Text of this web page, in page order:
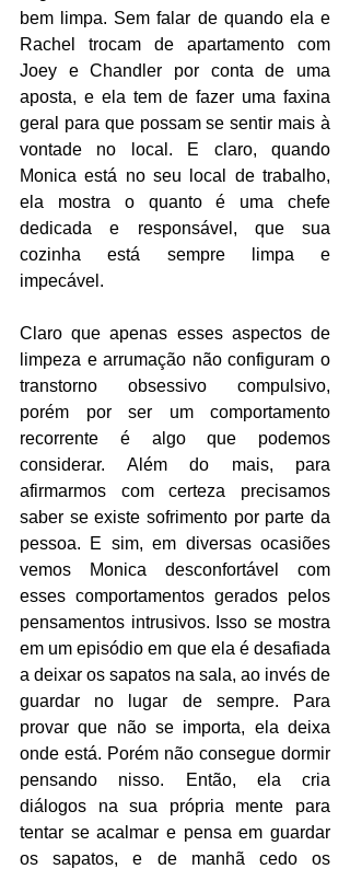
bem limpa. Sem falar de quando ela e
Rachel trocam de apartamento com
Joey e Chandler por conta de uma
aposta, e ela tem de fazer uma faxina
geral para que possam se sentir mais à
vontade no local. E claro, quando
Monica está no seu local de trabalho,
ela mostra o quanto é uma chefe
dedicada e responsável, que sua
cozinha está sempre limpa e
impecável.
Claro que apenas esses aspectos de
limpeza e arrumação não configuram o
transtorno obsessivo compulsivo,
porém por ser um comportamento
recorrente é algo que podemos
considerar. Além do mais, para
afirmarmos com certeza precisamos
saber se existe sofrimento por parte da
pessoa. E sim, em diversas ocasiões
vemos Monica desconfortável com
esses comportamentos gerados pelos
pensamentos intrusivos. Isso se mostra
em um episódio em que ela é desafiada
a deixar os sapatos na sala, ao invés de
guardar no lugar de sempre. Para
provar que não se importa, ela deixa
onde está. Porém não consegue dormir
pensando nisso. Então, ela cria
diálogos na sua própria mente para
tentar se acalmar e pensa em guardar
os sapatos, e de manhã cedo os